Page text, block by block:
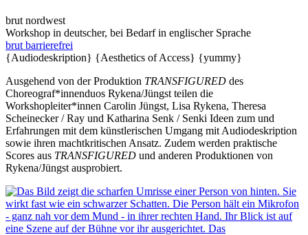
brut nordwest
Workshop in deutscher, bei Bedarf in englischer Sprache
brut barrierefrei
{Audiodeskription} {Aesthetics of Access} {yummy}
Ausgehend von der Produktion TRANSFIGURED des
Choreograf*innenduos Rykena/Jüngst teilen die
Workshopleiter*innen Carolin Jüngst, Lisa Rykena, Theresa
Scheinecker / Ray und Katharina Senk / Senki Ideen zum und
Erfahrungen mit dem künstlerischen Umgang mit Audiodeskription
sowie ihren machtkritischen Ansatz. Zudem werden praktische
Scores aus TRANSFIGURED und anderen Produktionen von
Rykena/Jüngst ausprobiert.